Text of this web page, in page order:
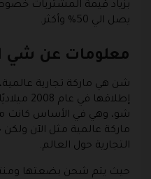
بزياد قيمة المشتريات
يصل الي 50% وأكثر.
معلومات عن شي
شن هي ماركة تجارية
شو، وهي في الأساس
ماركة عالمية مثل الآن
التجارية حول العالم.